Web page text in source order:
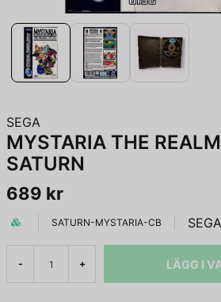
SEGA
MYSTARIA THE
SATURN
689 kr
SATURN-MYSTARIA-CB SEGA
- + LÄGG I